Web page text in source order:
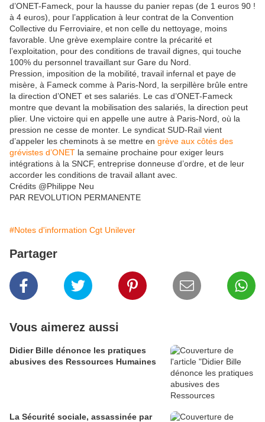
d’ONET-Fameck, pour la hausse du panier repas (de 1 euros 90 !
à 4 euros), pour l’application à leur contrat de la Convention
Collective du Ferroviaire, et non celle du nettoyage, moins
favorable. Une grève exemplaire contre la précarité et
l’exploitation, pour des conditions de travail dignes, qui touche
100% du personnel travaillant sur Gare du Nord.
Pression, imposition de la mobilité, travail infernal et paye de
misère, à Fameck comme à Paris-Nord, la serpillère brûle entre
la direction d’ONET et ses salariés. Le cas d’ONET-Fameck
montre que devant la mobilisation des salariés, la direction peut
plier. Une victoire qui en appelle une autre à Paris-Nord, où la
pression ne cesse de monter. Le syndicat SUD-Rail vient
d’appeler les cheminots à se mettre en grève aux côtés des
grévistes d’ONET la semaine prochaine pour exiger leurs
intégrations à la SNCF, entreprise donneuse d’ordre, et de leur
accorder les conditions de travail allant avec.
Crédits @Philippe Neu
PAR REVOLUTION PERMANENTE
#Notes d'information Cgt Unilever
Partager
Vous aimerez aussi
Didier Bille dénonce les pratiques
abusives des Ressources Humaines
La Sécurité sociale, assassinée par